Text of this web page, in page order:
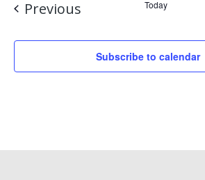
PreviousEvents Today
Subscribe to calendar